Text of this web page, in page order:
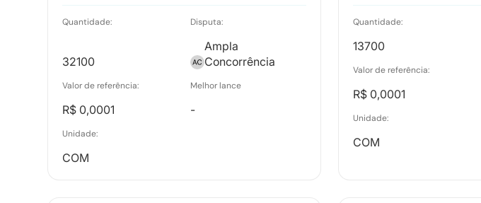
Termo de Adjudicação
Tipo:Documento
Termo de Homologação
Quantidade:
32100
Disputa:
Ampla
Concorrência
Valor de referência:
R$ 0,0001
Melhor lance
-
Unidade:
COM
Quantidade:
13700
Valor de referência:
R$ 0,0001
Unidade:
COM